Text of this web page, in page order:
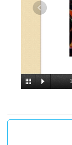
1